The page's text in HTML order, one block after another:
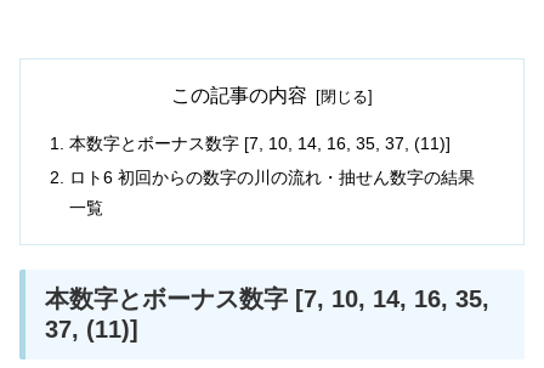
この記事の内容
本数字とボーナス数字 [7, 10, 14, 16, 35, 37, (11)]
ロト6 初回からの数字の川の流れ・抽せん数字の結果
一覧
本数字とボーナス数字 [7, 10, 14, 16, 35,
37, (11)]